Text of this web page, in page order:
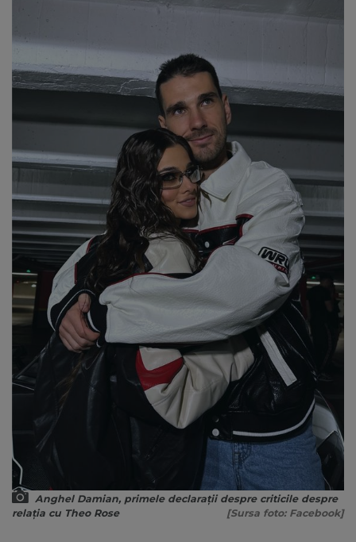
Anghel Damian, primele declarații despre criticile despre
relația cu Theo Rose
[Sursa foto: Facebook]